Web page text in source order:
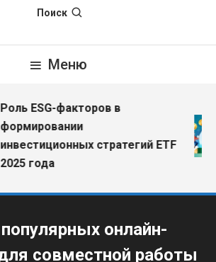
Поиск
Меню
ESG-факторов в
стратегий ETF
года
онлайн-
совместной работы